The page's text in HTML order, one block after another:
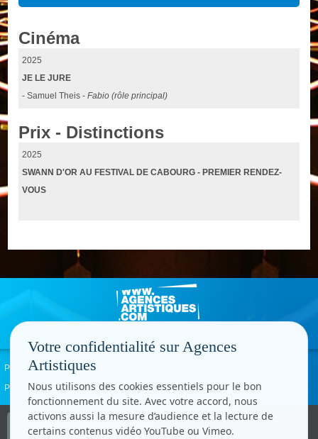
Cinéma
2025
JE LE JURE
- Samuel Theis -Fabio (rôle principal)
Prix - Distinctions
2025
SWANN D'OR AU FESTIVAL DE CABOURG - PREMIER RENDEZ-
VOUS
Politique de confidentialité
Paramètres cookies
Copyright © CC.Comunication
Tous droits réservés
Votre confidentialité sur Agences
Artistiques
Nous utilisons des cookies essentiels pour le bon
fonctionnement du site. Avec votre accord, nous
activons aussi la mesure d’audience et la lecture de
certains contenus vidéo YouTube ou Vimeo.